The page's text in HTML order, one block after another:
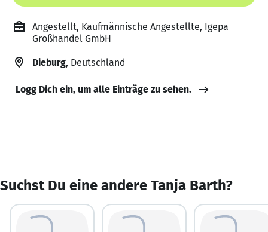
Angestellt, Kaufmännische Angestellte, Igepa
Großhandel GmbH
Dieburg, Deutschland
Logg Dich ein, um alle Einträge zu sehen.
Suchst Du eine andere Tanja Barth?